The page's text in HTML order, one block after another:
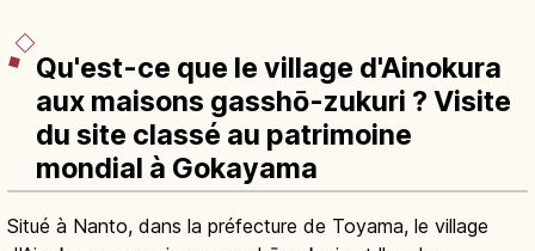
Qu'est-ce que le village d'Ainokura
aux maisons gasshō-zukuri ? Visite
du site classé au patrimoine
mondial à Gokayama
Situé à Nanto, dans la préfecture de Toyama, le village